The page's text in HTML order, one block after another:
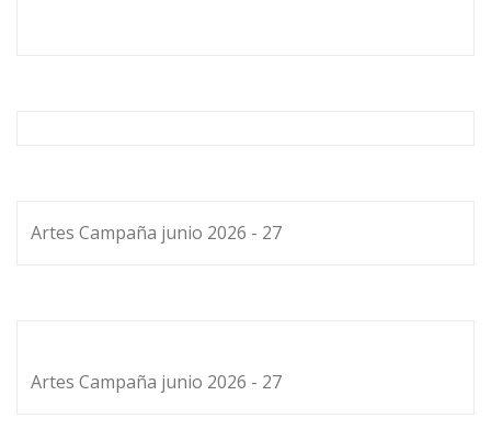
Artes Campaña junio 2026 - 27
Artes Campaña junio 2026 - 27